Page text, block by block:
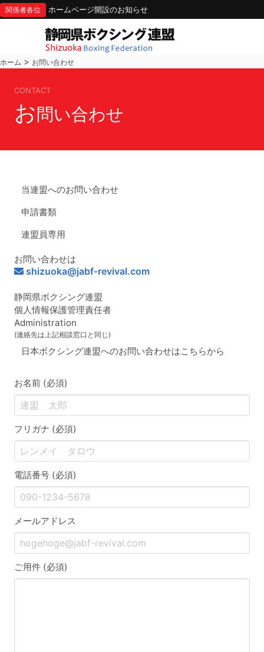
関係者各位 ホームページ開設のお知らせ
ホーム > お問い合わせ
CONTACT
お問い合わせ
当連盟へのお問い合わせ
申請書類
連盟員専用
お問い合わせは
shizuoka@jabf-revival.com
静岡県ボクシング連盟
個人情報保護管理責任者
Administration
(連絡先は上記相談窓口と同じ)
日本ボクシング連盟へのお問い合わせはこちらから
お名前 (必須)
フリガナ (必須)
電話番号 (必須)
メールアドレス
ご用件 (必須)